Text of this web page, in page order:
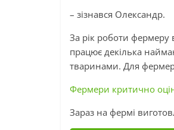
– зізнався Олександр.
За рік роботи фермеру
працює декілька
тваринами. Для
Фермери критично
Зараз на фермі